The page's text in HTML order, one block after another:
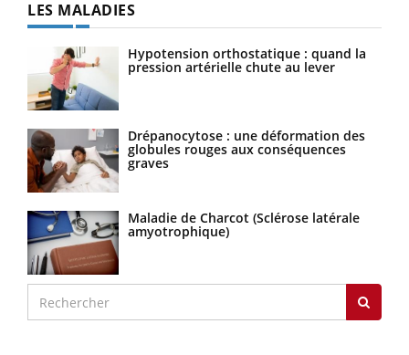
LES MALADIES
Hypotension orthostatique : quand la
pression artérielle chute au lever
Drépanocytose : une déformation des
globules rouges aux conséquences
graves
Maladie de Charcot (Sclérose latérale
amyotrophique)